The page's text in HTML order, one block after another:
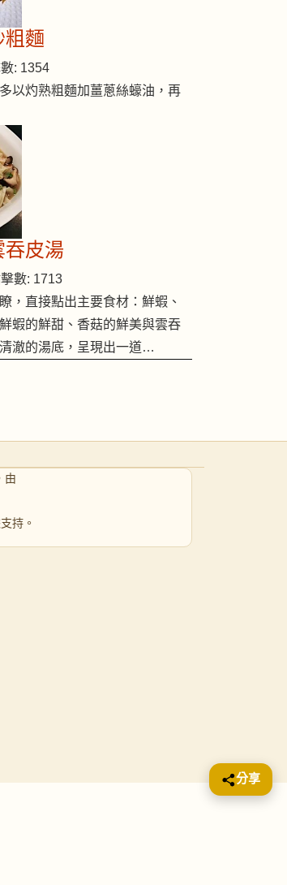
粗麵
: 1354
以灼熟粗麵加薑蔥絲蠔油，再
吞皮湯
數: 1713
，直接點出主要食材：鮮蝦、
蝦的鮮甜、香菇的鮮美與雲吞
澈的湯底，呈現出一道…
由
持。
分享